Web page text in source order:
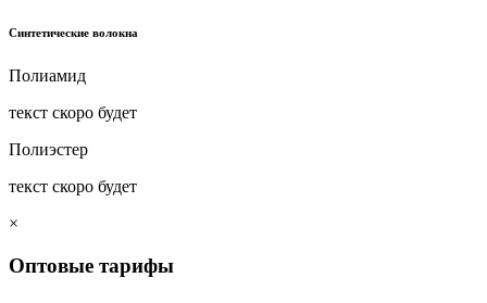
Синтетические волокна
Полиамид
текст скоро будет
Полиэстер
текст скоро будет
×
Оптовые тарифы